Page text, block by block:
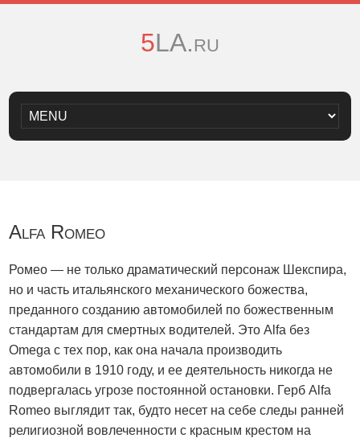
5LA.ru
Alfa Romeo
Ромео — не только драматический персонаж Шекспира,
но и часть итальянского механического божества,
преданного созданию автомобилей по божественным
стандартам для смертных водителей. Это Alfa без
Omega с тех пор, как она начала производить
автомобили в 1910 году, и ее деятельность никогда не
подвергалась угрозе постоянной остановки. Герб Alfa
Romeo выглядит так, будто несет на себе следы ранней
религиозной вовлеченности с красным крестом на